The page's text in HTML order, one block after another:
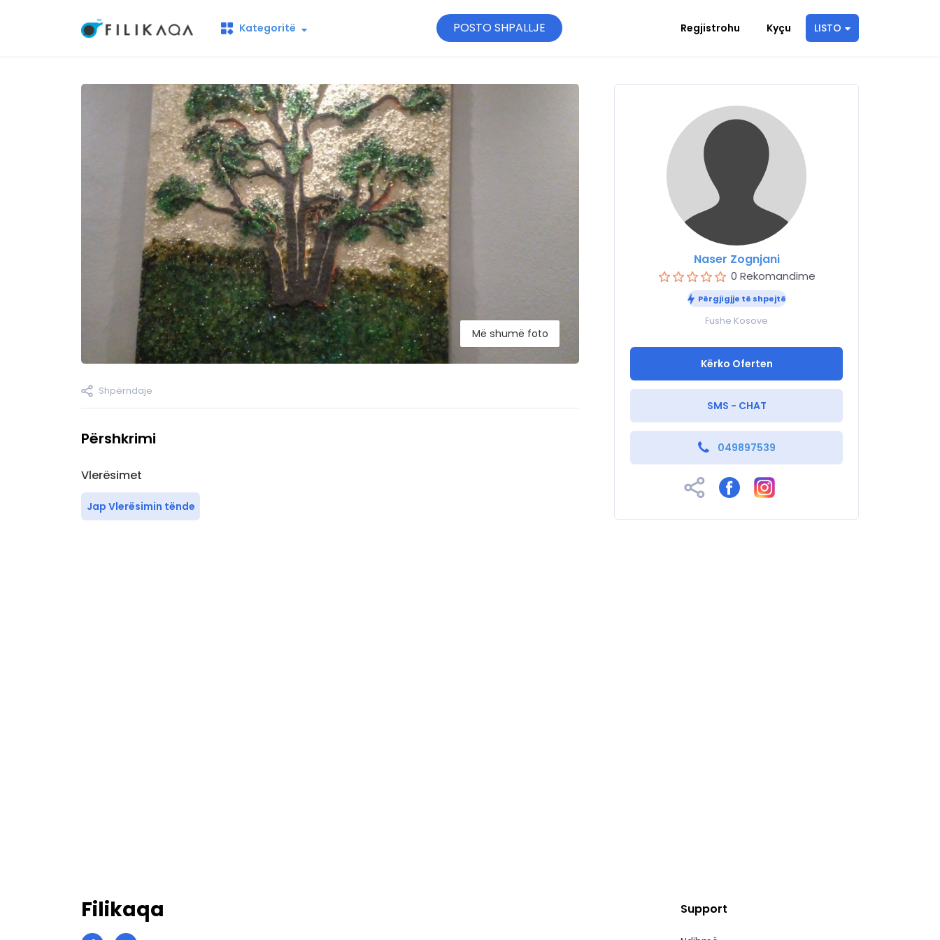
Kategoritë POSTO SHPALLJE Regjistrohu Kyçu LISTO
Më shumë foto
Shpërndaje
Përshkrimi
Vlerësimet
Jap Vlerësimin tënde
Naser Zognjani
0 Rekomandime
Përgjigjje të shpejtë
Fushe Kosove
Kërko Oferten
SMS - CHAT
049897539
Filikaqa Support